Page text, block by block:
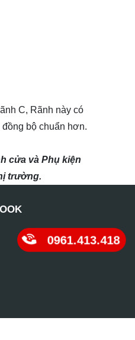
C, Rãnh này có
bộ chuẩn hơn.
cửa và Phụ kiện
trường.
0961.413.418